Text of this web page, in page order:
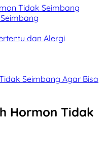
Tidak Seimbang
dan Alergi
Seimbang Agar Bisa
Hormon Tidak